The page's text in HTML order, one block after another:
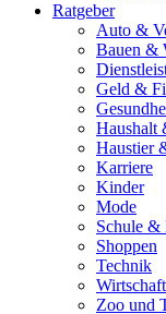
Ratgeber
Auto &
Bauen &
Geld &
Haushalt
Haustier
Karriere
Kinder
Mode
Schule
Shoppen
Technik
Wirtschaft
Zoo und